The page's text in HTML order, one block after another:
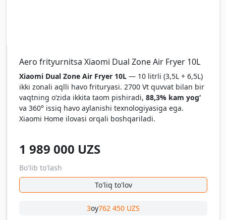
Aero frityurnitsa Xiaomi Dual Zone Air Fryer 10L
Xiaomi Dual Zone Air Fryer 10L — 10 litrli (3,5L + 6,5L)
ikki zonali aqlli havo frituryasi. 2700 Vt quvvat bilan bir
vaqtning oʻzida ikkita taom pishiradi, 88,3% kam yogʻ
va 360° issiq havo aylanishi texnologiyasiga ega.
Xiaomi Home ilovasi orqali boshqariladi.
1 989 000 UZS
Bo'lib to'lash
To'liq to'lov
3oy762 450 UZS